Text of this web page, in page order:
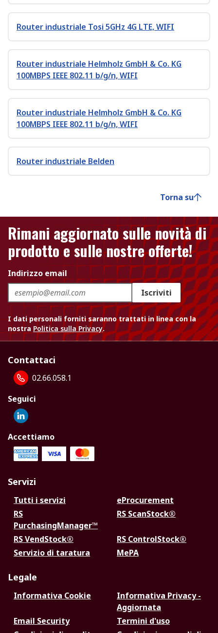
Router industriale Tosi 5GHz 4G LTE, WIFI
Router industriale Helmholz GmbH & Co. KG
100MBPS IEEE 802.11 b/g/n, WIFI
Router industriale Helmholz GmbH & Co. KG
100MBPS IEEE 802.11 b/g/n, WIFI
Router industriale Belden
Torna su
Rimani aggiornato sulle novità di
prodotto e sulle nostre offerte!
Indirizzo email
Iscriviti
I dati personali forniti saranno trattati in linea con la
nostra Politica sulla Privacy.
Contattaci
02.66.058.1
Seguici
Accettiamo
Servizi
Tutti i servizi
eProcurement
RS
PurchasingManager™
RS ScanStock®
RS VendStock®
RS ControlStock®
Servizio di taratura
MePA
Legale
Informativa Cookie
Informativa Privacy -
Aggiornata
Email Security
Termini d'uso